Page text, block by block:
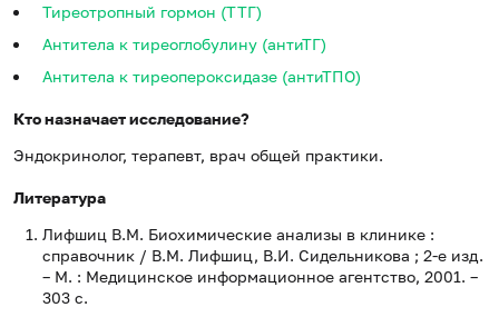
Тиреотропный гормон (ТТГ)
Антитела к тиреоглобулину (антиТГ)
Антитела к тиреопероксидазе (антиТПО)
Кто назначает исследование?
Эндокринолог, терапевт, врач общей практики.
Литература
Лифшиц В.М. Биохимические анализы в клинике :
справочник / В.М. Лифшиц, В.И. Сидельникова ; 2-е изд.
– М. : Медицинское информационное агентство, 2001. –
303 с.